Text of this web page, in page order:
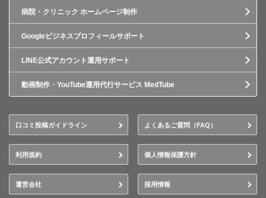
病院・クリニック ホームページ制作
Googleビジネスプロフィールサポート
LINE公式アカウント運用サポート
動画制作・YouTube運用代行サービス MedTube
口コミ投稿ガイドライン よくあるご質問（FAQ）
利用規約 個人情報保護方針
運営会社 採用情報